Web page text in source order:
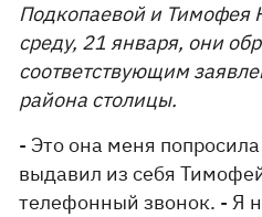
Подкопаевой и Тимофея
среду, 21 января, они
соответствующим
района столицы.
- Это она меня
выдавил из себя
телефонный звонок. - Я